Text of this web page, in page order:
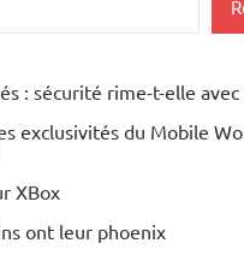
: sécurité rime-t-elle
exclusivités du Mobile
XBox
ont leur phoenix